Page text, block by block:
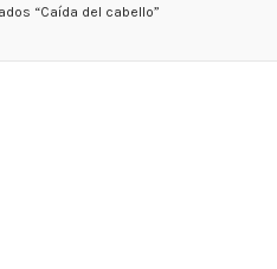
“Caída del cabello”